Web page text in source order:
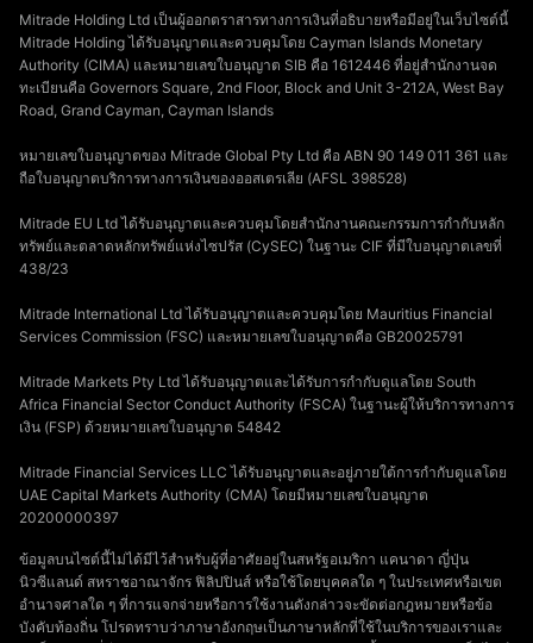
Mitrade Holding Ltd เป็นผู้ออกตราสารทางการเงินที่อธิบายหรือมีอยู่ในเว็บไซต์นี้
Mitrade Holding ได้รับอนุญาตและควบคุมโดย Cayman Islands Monetary
Authority (CIMA) และหมายเลขใบอนุญาต SIB คือ 1612446 ที่อยู่สำนักงานจด
ทะเบียนคือ Governors Square, 2nd Floor, Block and Unit 3-212A, West Bay
Road, Grand Cayman, Cayman Islands
หมายเลขใบอนุญาตของ Mitrade Global Pty Ltd คือ ABN 90 149 011 361 และ
ถือใบอนุญาตบริการทางการเงินของออสเตรเลีย (AFSL 398528)
Mitrade EU Ltd ได้รับอนุญาตและควบคุมโดยสํานักงานคณะกรรมการกํากับหลัก
ทรัพย์และตลาดหลักทรัพย์แห่งไซปรัส (CySEC) ในฐานะ CIF ที่มีใบอนุญาตเลขที่
438/23
Mitrade International Ltd ได้รับอนุญาตและควบคุมโดย Mauritius Financial
Services Commission (FSC) และหมายเลขใบอนุญาตคือ GB20025791
Mitrade Markets Pty Ltd ได้รับอนุญาตและได้รับการกำกับดูแลโดย South
Africa Financial Sector Conduct Authority (FSCA) ในฐานะผู้ให้บริการทางการ
เงิน (FSP) ด้วยหมายเลขใบอนุญาต 54842
Mitrade Financial Services LLC ได้รับอนุญาตและอยู่ภายใต้การกำกับดูแลโดย
UAE Capital Markets Authority (CMA) โดยมีหมายเลขใบอนุญาต
20200000397
ข้อมูลบนไซต์นี้ไม่ได้มีไว้สำหรับผู้ที่อาศัยอยู่ในสหรัฐอเมริกา แคนาดา ญี่ปุ่น
นิวซีแลนด์ สหราชอาณาจักร ฟิลิปปินส์ หรือใช้โดยบุคคลใด ๆ ในประเทศหรือเขต
อำนาจศาลใด ๆ ที่การแจกจ่ายหรือการใช้งานดังกล่าวจะขัดต่อกฎหมายหรือข้อ
บังคับท้องถิ่น โปรดทราบว่าภาษาอังกฤษเป็นภาษาหลักที่ใช้ในบริการของเราและ